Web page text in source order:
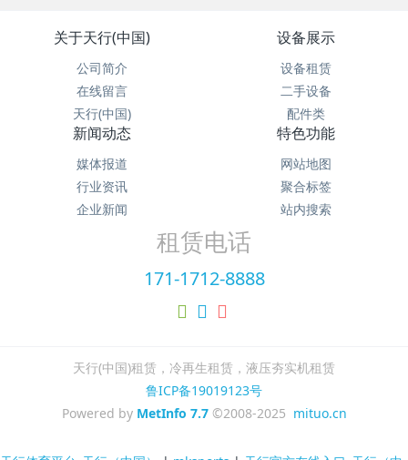
关于天行(中国)
公司简介
在线留言
天行(中国)
设备展示
设备租赁
二手设备
配件类
新闻动态
媒体报道
行业资讯
企业新闻
特色功能
网站地图
聚合标签
站内搜索
租赁电话
171-1712-8888
天行(中国)租赁，冷再生租赁，液压夯实机租赁
鲁ICP备19019123号
Powered by MetInfo 7.7©2008-2025 mituo.cn